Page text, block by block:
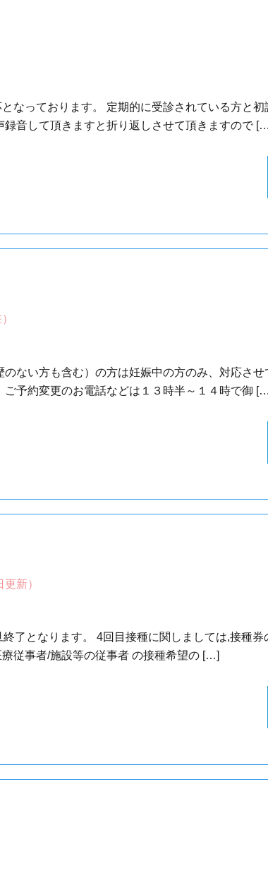
なっております。 定期的に受診されている方と
音して頂きますと折り返しさせて頂きますので
ない方も含む）の方は妊娠中の方のみ、対応させ
予約変更のお電話などは１３時半～１４時で御
新）
了となります。 4回目接種に関しましては,接種
従事者/施設等の従事者 の接種希望の […]